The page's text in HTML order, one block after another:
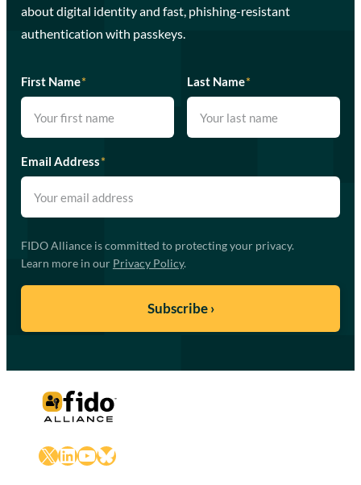
about digital identity and fast, phishing-resistant
authentication with passkeys.
First Name* Last Name*
Email Address*
FIDO Alliance is committed to protecting your privacy.
Learn more in our Privacy Policy.
X LinkedIn
YouTube
Bluesky